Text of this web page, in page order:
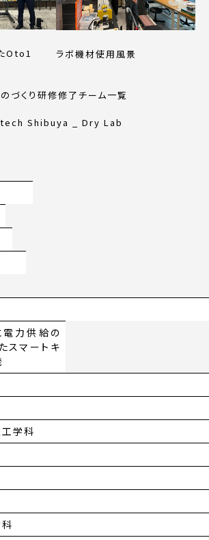
Oto1 ラボ機材使用風景
づくり研修修了チーム一覧
Shibuya _ Dry Lab
力供給の
スマートキ
学科